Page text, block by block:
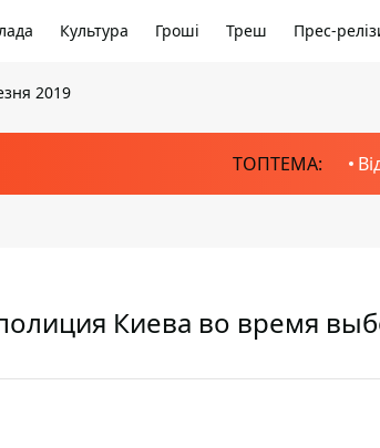
Культура Гроші Треш Прес-
2019
ТОПТЕМА:
Киева во время